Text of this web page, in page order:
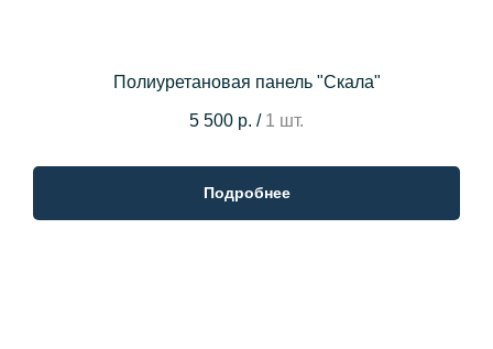
Полиуретановая панель "Скала"
5 500 р. / 1 шт.
Подробнее